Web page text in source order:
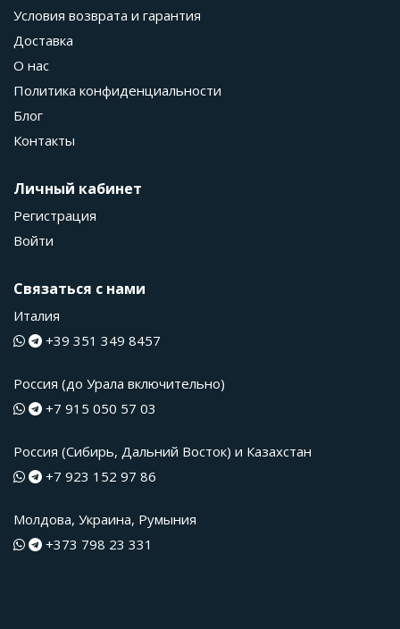
Условия возврата и гарантия
Доставка
О нас
Политика конфиденциальности
Блог
Контакты
Личный кабинет
Регистрация
Войти
Связаться с нами
Италия
+39 351 349 8457
Россия (до Урала включительно)
+7 915 050 57 03
Россия (Сибирь, Дальний Восток) и Казахстан
+7 923 152 97 86
Молдова, Украина, Румыния
+373 798 23 331